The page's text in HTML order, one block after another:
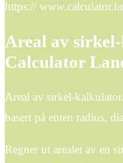
https://
Areal av
Calculator
Areal av sirkel-
basert på enten radius,
Regner ut arealet av en